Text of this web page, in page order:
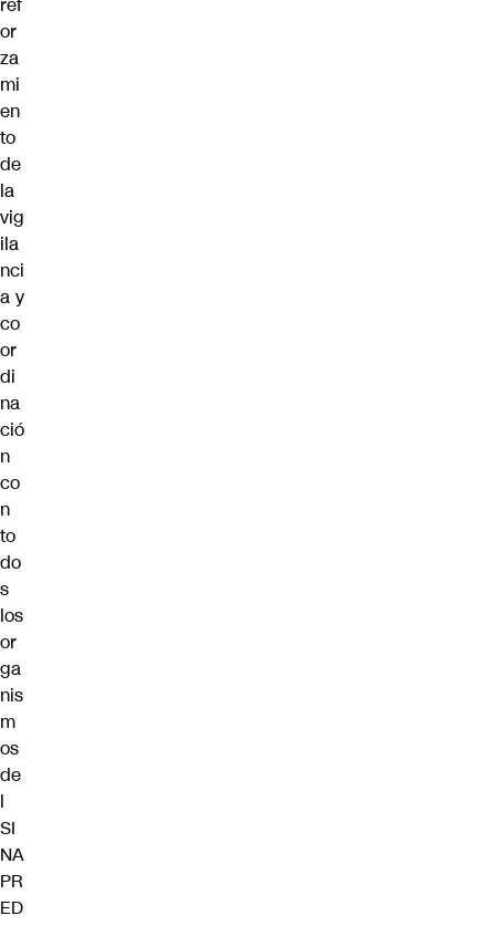
ref
or
za
mi
en
to
de
la
vig
ila
nci
a y
co
or
di
na
ció
n
co
n
to
do
s
los
or
ga
nis
m
os
de
l
SI
NA
PR
ED